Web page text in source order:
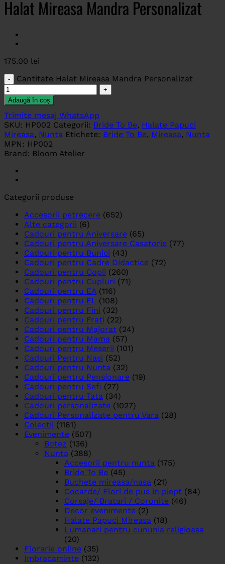
Halat Mireasa Mandra Personalizat
175.00 lei
Cantitate Halat Mireasa Mandra Personalizat
Adaugă în coș
Trimite mesaj WhatsApp
SKU: HP002 Categorii: Bride To Be, Halate Papuci
Mireasa, Nunta Etichete: Bride To Be, Mireasa, Nunta
MPN: HP002
Brand: Bloom Atelier
Categorii produse
Accesorii petrecere (652)
Alte categorii (6)
Cadouri pentru Aniversare (65)
Cadouri pentru Aniversare Casatorie (77)
Cadouri pentru Bunici (43)
Cadouri pentru Cadre Didactice (72)
Cadouri pentru Copii (260)
Cadouri pentru Cupluri (71)
Cadouri pentru EA (116)
Cadouri pentru EL (108)
Cadouri pentru Fini (32)
Cadouri pentru Frati (22)
Cadouri pentru Majorat (24)
Cadouri pentru Mama (57)
Cadouri pentru Meserii (101)
Cadouri Pentru Nasi (52)
Cadouri pentru Nunta (32)
Cadouri pentru Pensionare (19)
Cadouri pentru Sefi (27)
Cadouri pentru Tata (34)
Cadouri personalizate (1027)
Cadouri Personalizate pentru Vara (28)
Colectii (1161)
Evenimente (507)
Botez (136)
Nunta (388)
Accesorii pentru nunta (175)
Bride To Be (45)
Buchete mireasa/nasa (21)
Cocarde/ Flori de pus in piept (84)
Corsaje/ Bratari / Coronite (46)
Decor evenimente (2)
Halate Papuci Mireasa (18)
Lumanari pentru cununia religioasa
(20)
Florarie online (35)
Imbracaminte (132)